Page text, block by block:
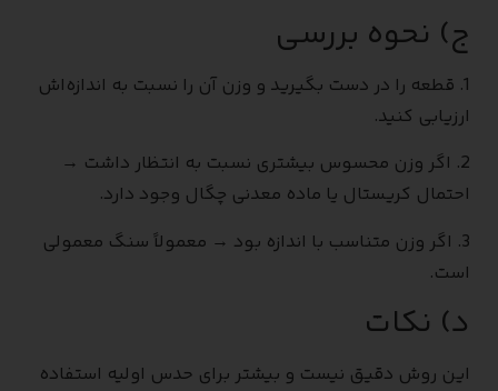
ج) نحوه بررسی
1. قطعه را در دست بگیرید و وزن آن را نسبت به اندازه‌اش
ارزیابی کنید.
2. اگر وزن محسوس بیشتری نسبت به انتظار داشت →
احتمال کریستال یا ماده معدنی چگال وجود دارد.
3. اگر وزن متناسب با اندازه بود → معمولاً سنگ معمولی
است.
د) نکات
این روش دقیق نیست و بیشتر برای حدس اولیه استفاده